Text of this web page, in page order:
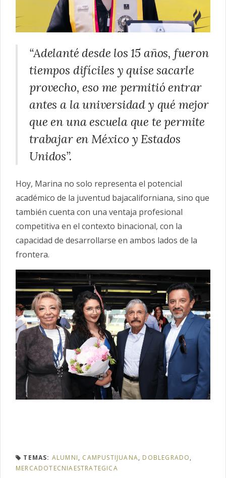
“Adelanté desde los 15 años, fueron
tiempos difíciles y quise sacarle
provecho, eso me permitió entrar
antes a la universidad y qué mejor
que en una escuela que te permite
trabajar en México y Estados
Unidos”.
Hoy, Marina no solo representa el potencial
académico de la juventud bajacaliforniana, sino que
también cuenta con una ventaja profesional
competitiva en el contexto binacional, con la
capacidad de desarrollarse en ambos lados de la
frontera.
TEMAS: ALUMNI, CAMPUSTIJUANA, DOBLEGRADO,
MERCADOTECNIAESTRATEGICA